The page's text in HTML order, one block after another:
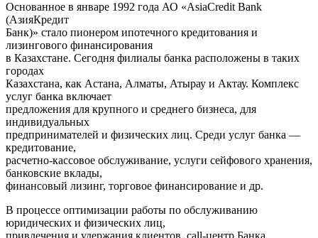
Основанное в январе 1992 года АО «AsiaCredit Bank
(АзияКредит
Банк)» стало пионером ипотечного кредитования и
лизингового финансирования
в Казахстане. Сегодня филиалы банка расположены в таких
городах
Казахстана, как Астана, Алматы, Атырау и Актау. Комплекс
услуг банка включает
предложения для крупного и среднего бизнеса, для
индивидуальных
предпринимателей и физических лиц. Среди услуг банка —
кредитование,
расчетно‑кассовое обслуживание, услуги сейфового хранения,
банковские вклады,
финансовый лизинг, торговое финансирование и др.
В процессе оптимизации работы по обслуживанию
юридических и физических лиц,